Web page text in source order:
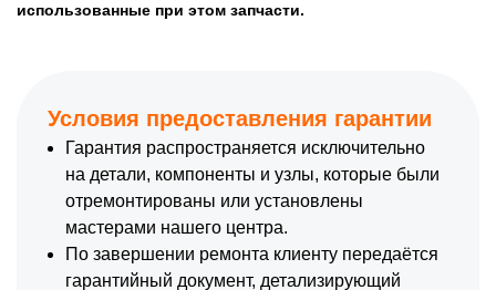
использованные при этом запчасти.
Условия предоставления гарантии
Гарантия распространяется исключительно
на детали, компоненты и узлы, которые были
отремонтированы или установлены
мастерами нашего центра.
По завершении ремонта клиенту передаётся
гарантийный документ, детализирующий